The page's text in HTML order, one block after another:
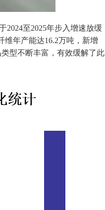
2024至2025年步入增速放缓
维年产能达16.2万吨，新增
型不断丰富，有效缓解了此